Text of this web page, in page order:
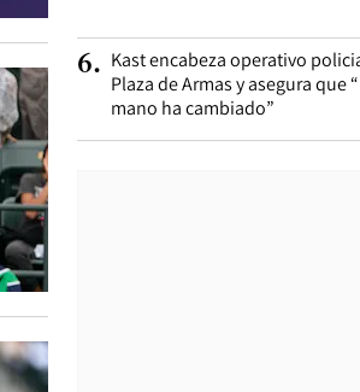
6. Kast encabeza operativo
Plaza de Armas y asegura que
mano ha cambiado”